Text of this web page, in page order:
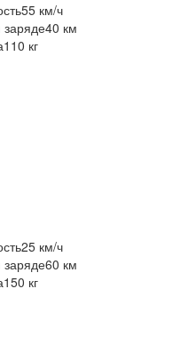
55 км/ч
40 км
110 кг
25 км/ч
60 км
150 кг